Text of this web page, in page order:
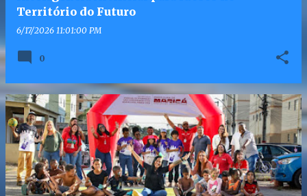
Território do Futuro
6/17/2026 11:01:00 PM
0